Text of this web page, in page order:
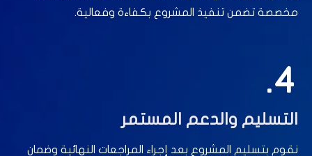
مخصصة تضمن تنفيذ المشروع بكفاءة وفعالية.
4.
التسليم والدعم المستمر
نقوم بتسليم المشروع بعد إجراء المراجعات النهائية وضمان